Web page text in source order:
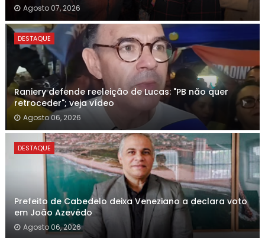
Agosto 07, 2026
DESTAQUE
Raniery defende reeleição de Lucas: "PB não quer
retroceder"; veja vídeo
Agosto 06, 2026
DESTAQUE
Prefeito de Cabedelo deixa Veneziano a declara voto
em João Azevêdo
Agosto 06, 2026